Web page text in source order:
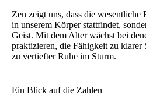
Zen zeigt uns, dass die
in unserem Körper stattfindet,
Geist. Mit dem Alter wächst bei
praktizieren, die Fähigkeit zu
zu vertiefter Ruhe im Sturm.
Ein Blick auf die Zahlen